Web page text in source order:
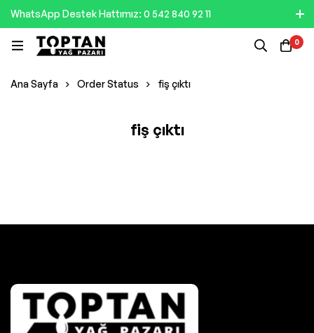
WhatsApp Destek Hattımız: 0 542 840 92 11
0
Ana Sayfa Order Status fiş çıktı
fiş çıktı